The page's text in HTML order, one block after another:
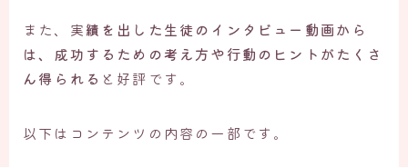
また、実績を出した生徒のインタビュー動画から
は、成功するための考え方や行動のヒントがたくさ
ん得られる と好評です。
以下はコンテンツの内容の一部です。